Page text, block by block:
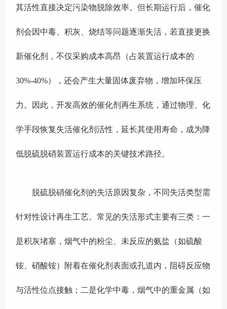
其活性直接决定污染物脱除效率。但长期运行后，催化
剂会因中毒、积灰、烧结等问题逐渐失活，若直接更换
新催化剂，不仅采购成本高昂（占装置运行成本的
30%-40%），还会产生大量固体废弃物，增加环保压
力。因此，开发高效的催化剂再生系统，通过物理、化
学手段恢复失活催化剂活性，延长其使用寿命，成为降
低脱硫脱硝装置运行成本的关键技术路径。
脱硫脱硝催化剂的失活原因复杂，不同失活类型需
针对性设计再生工艺。常见的失活形式主要有三类：一
是积灰堵塞，烟气中的粉尘、未反应的氨盐（如硫酸
铵、硝酸铵）附着在催化剂表面或孔道内，阻碍反应物
与活性位点接触；二是化学中毒，烟气中的重金属（如